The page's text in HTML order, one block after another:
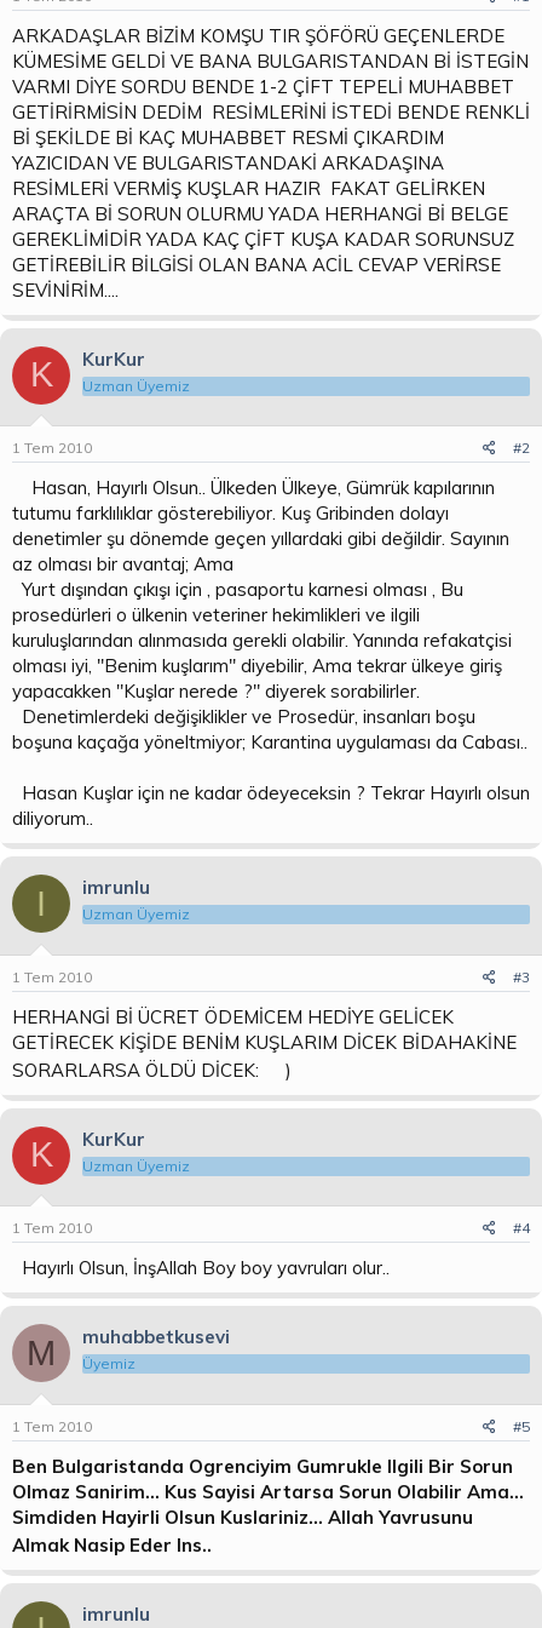
a
ş
l
a
t
a
n
ç
t
a
r
i
h
i
ARKADAŞLAR BİZİM KOMŞU TIR ŞÖFÖRÜ GEÇENLERDE
KÜMESİME GELDİ VE BANA BULGARISTANDAN Bİ İSTEGİN
VARMI DİYE SORDU BENDE 1-2 ÇİFT TEPELİ MUHABBET
GETİRİRMİSİN DEDİM RESİMLERİNİ İSTEDİ BENDE RENKLİ
Bİ ŞEKİLDE Bİ KAÇ MUHABBET RESMİ ÇIKARDIM
YAZICIDAN VE BULGARISTANDAKİ ARKADAŞINA
RESİMLERİ VERMİŞ KUŞLAR HAZIR FAKAT GELİRKEN
ARAÇTA Bİ SORUN OLURMU YADA HERHANGİ Bİ BELGE
GEREKLİMİDİR YADA KAÇ ÇİFT KUŞA KADAR SORUNSUZ
GETİREBİLİR BİLGİSİ OLAN BANA ACİL CEVAP VERİRSE
SEVİNİRİM....
K KurKur
Uzman Üyemiz
1 Tem 2010 #2
Hasan, Hayırlı Olsun.. Ülkeden Ülkeye, Gümrük kapılarının
tutumu farklılıklar gösterebiliyor. Kuş Gribinden dolayı
denetimler şu dönemde geçen yıllardaki gibi değildir. Sayının
az olması bir avantaj; Ama
Yurt dışından çıkışı için , pasaportu karnesi olması , Bu
prosedürleri o ülkenin veteriner hekimlikleri ve ilgili
kuruluşlarından alınmasıda gerekli olabilir. Yanında refakatçisi
olması iyi, "Benim kuşlarım" diyebilir, Ama tekrar ülkeye giriş
yapacakken "Kuşlar nerede ?" diyerek sorabilirler.
Denetimlerdeki değişiklikler ve Prosedür, insanları boşu
boşuna kaçağa yöneltmiyor; Karantina uygulaması da Cabası..
Hasan Kuşlar için ne kadar ödeyeceksin ? Tekrar Hayırlı olsun
diliyorum..
I imrunlu
Uzman Üyemiz
1 Tem 2010 #3
HERHANGİ Bİ ÜCRET ÖDEMİCEM HEDİYE GELİCEK
GETİRECEK KİŞİDE BENİM KUŞLARIM DİCEK BİDAHAKİNE
SORARLARSA ÖLDÜ DİCEK:
)
K KurKur
Uzman Üyemiz
1 Tem 2010 #4
Hayırlı Olsun, İnşAllah Boy boy yavruları olur..
M muhabbetkusevi
Üyemiz
1 Tem 2010 #5
Ben Bulgaristanda Ogrenciyim Gumrukle Ilgili Bir Sorun
Olmaz Sanirim... Kus Sayisi Artarsa Sorun Olabilir Ama...
Simdiden Hayirli Olsun Kuslariniz... Allah Yavrusunu
Almak Nasip Eder Ins..
imrunlu